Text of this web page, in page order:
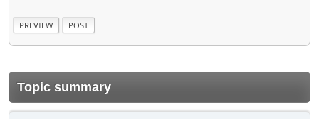
Topic summary